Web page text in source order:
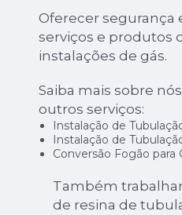
Oferecer segurança
serviços e produtos
instalações de gás.
Saiba mais sobre
outros serviços:
Instalação de
Instalação de
Conversão Fogão para
Também
de resina de